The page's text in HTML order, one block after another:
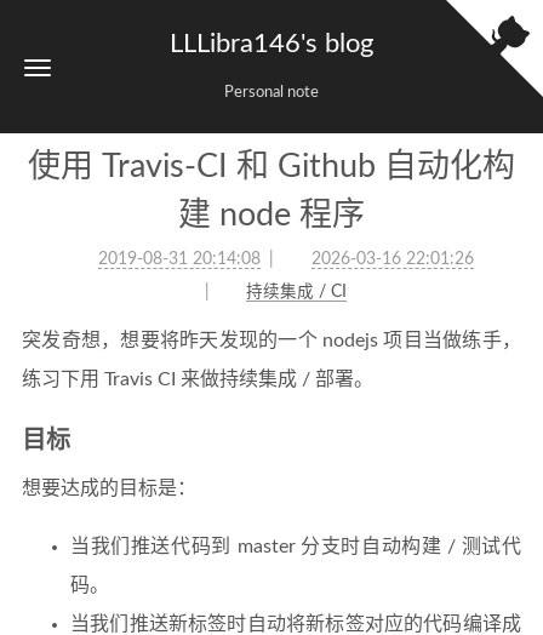
LLLibra146's blog
Personal note
使用 Travis-CI 和 Github 自动化构
建 node 程序
2019-08-31 20:14:08
2026-03-16 22:01:26
持续集成 / CI
突发奇想，想要将昨天发现的一个 nodejs 项目当做练手，
练习下用 Travis CI 来做持续集成 / 部署。
目标
想要达成的目标是：
当我们推送代码到 master 分支时自动构建 / 测试代
码。
当我们推送新标签时自动将新标签对应的代码编译成